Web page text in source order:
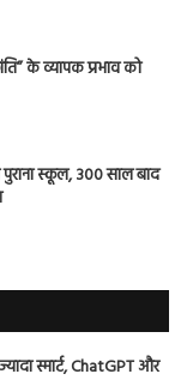
के व्यापक प्रभाव को
स्कूल, 300 साल बाद
स्मार्ट, ChatGPT और